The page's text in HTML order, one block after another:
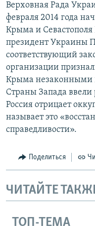
Верховная Рада
февраля 2014 года
Крыма и Севастополя
президент Украины
соответствующий
организации
Крыма незаконными
Страны Запада
Россия отрицает
называет это
справедливости».
Поделиться
ЧИТАЙТЕ
ТОП-ТЕМА